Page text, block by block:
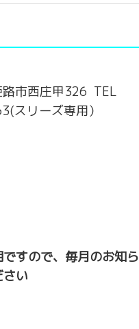
市西庄甲326 TEL
スリーズ専用）
すので、毎月のお知ら
い